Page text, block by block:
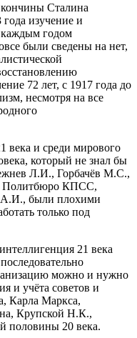
Сталина
изучение и
каждым годом
были сведены на нет,
72 лет, с 1917 года до
несмотря на все
и среди мирового
который не знал бы
Л.И., Горбачёв М.С.,
Политбюро КПСС,
были плохими
только под
21 века
можно и нужно
и учёта советов и
Карла Маркса,
Крупской Н.К.,
половины 20 века.